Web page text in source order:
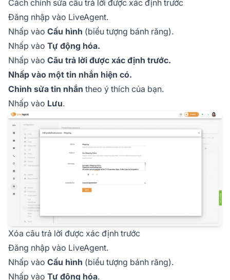
Cách chỉnh sửa câu trả lời được xác định trước
Đăng nhập vào LiveAgent.
Nhấp vào Cấu hình (biểu tượng bánh răng).
Nhấp vào Tự động hóa.
Nhấp vào Câu trả lời được xác định trước.
Nhấp vào một tin nhắn hiện có.
Chỉnh sửa tin nhắn theo ý thích của bạn.
Nhấp vào Lưu.
Xóa câu trả lời được xác định trước
Đăng nhập vào LiveAgent.
Nhấp vào Cấu hình (biểu tượng bánh răng).
Nhấp vào Tự động hóa.